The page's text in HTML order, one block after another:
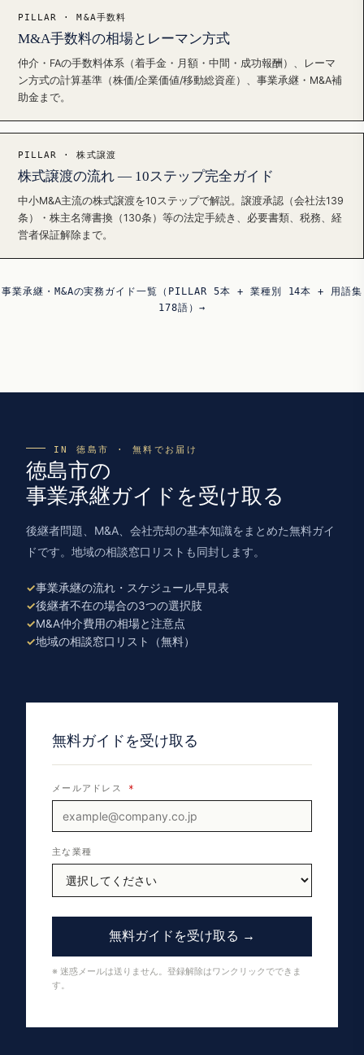
PILLAR · M&A手数料
M&A手数料の相場とレーマン方式
仲介・FAの手数料体系（着手金・月額・中間・成功報酬）、レーマ
ン方式の計算基準（株価/企業価値/移動総資産）、事業承継・M&A補
助金まで。
PILLAR · 株式譲渡
株式譲渡の流れ — 10ステップ完全ガイド
中小M&A主流の株式譲渡を10ステップで解説。譲渡承認（会社法139
条）・株主名簿書換（130条）等の法定手続き、必要書類、税務、経
営者保証解除まで。
事業承継・M&Aの実務ガイド一覧（PILLAR 5本 + 業種別 14本 + 用語集
178語）→
IN 徳島市 · 無料でお届け
徳島市の
事業承継ガイドを受け取る
後継者問題、M&A、会社売却の基本知識をまとめた無料ガイ
ドです。地域の相談窓口リストも同封します。
事業承継の流れ・スケジュール早見表
後継者不在の場合の3つの選択肢
M&A仲介費用の相場と注意点
地域の相談窓口リスト（無料）
無料ガイドを受け取る
メールアドレス *
主な業種
無料ガイドを受け取る →
※ 迷惑メールは送りません。登録解除はワンクリックでできま
す。